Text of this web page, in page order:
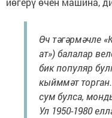
Өч тәгәрмәчле
ат») балалар
бик популяр
кыйммәт
сум булса,
Ул 1950-1980